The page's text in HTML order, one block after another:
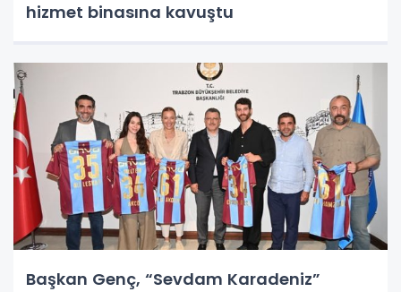
hizmet binasına kavuştu
Başkan Genç, “Sevdam Karadeniz”